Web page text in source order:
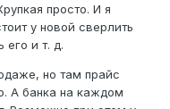
просто. И я
у новой сверлить
его и т. д.
но там прайс
А банка на каждом